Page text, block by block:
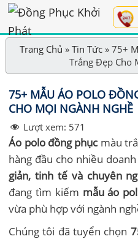
Trang Chủ » Tin Tức» 75+
Trắng Đẹp Cho
75+ MẪU ÁO POLO
CHO MỌI NGÀNH NGHỀ
Lượt xem: 571
Áo polo đồng phục màu
hàng đầu cho nhiều
giản, tinh tế và chuyên
đang tìm kiếm mẫu áo
vừa phù hợp với ngành
Chúng tôi đã tuyển chọn